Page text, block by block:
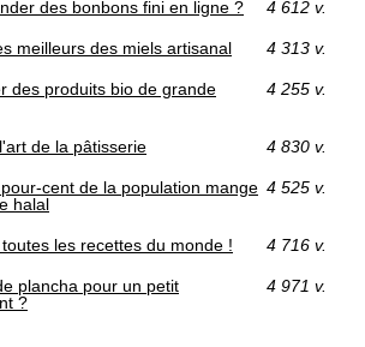
des bonbons fini en ligne ? 4 612 v.
meilleurs des miels artisanal 4 313 v.
des produits bio de grande
4 255 v.
de la pâtisserie 4 830 v.
cent de la population mange
halal
4 525 v.
les recettes du monde ! 4 716 v.
plancha pour un petit
?
4 971 v.